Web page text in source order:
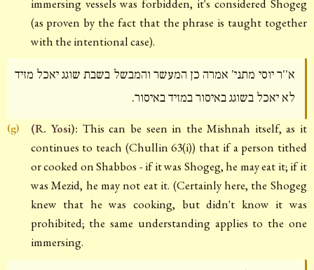
immersing vessels was forbidden, it's considered Shogeg
(as proven by the fact that the phrase is taught together
with the intentional case).
א''ר יוסי מתני' אמרה כן המעשר והמבשל בשבת שוגג יאכל מזיד
לא יאכל בשוגג באיסור במזיד באיסור.
(g) (R. Yosi): This can be seen in the Mishnah itself, as it
continues to teach (Chullin 63(i)) that if a person tithed
or cooked on Shabbos - if it was Shogeg, he may eat it; if it
was Mezid, he may not eat it. (Certainly here, the Shogeg
knew that he was cooking, but didn't know it was
prohibited; the same understanding applies to the one
immersing.